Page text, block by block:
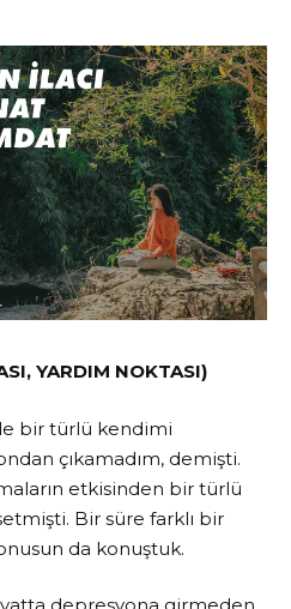
YARDIM NOKTASI)
bir türlü kendimi
çıkamadım, demişti.
etkisinden bir türlü
Bir süre farklı bir
da konuştuk.